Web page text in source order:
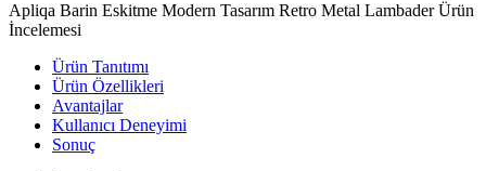
Apliqa Barin Eskitme Modern Tasarım Retro Metal Lambader Ürün
İncelemesi
Ürün Tanıtımı
Ürün Özellikleri
Avantajlar
Kullanıcı Deneyimi
Sonuç